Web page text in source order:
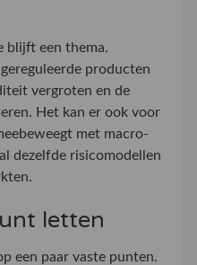
blijft een thema.
producten
vergroten en de
Het kan er ook voor
met macro-
dezelfde risicomodellen
letten
een paar vaste punten.